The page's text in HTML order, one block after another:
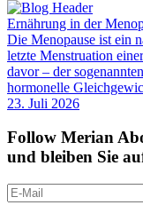
Ernährung in der
Die Menopause ist ein
letzte Menstruation
davor – der
hormonelle
23. Juli 2026
Follow Merian
und bleiben Sie